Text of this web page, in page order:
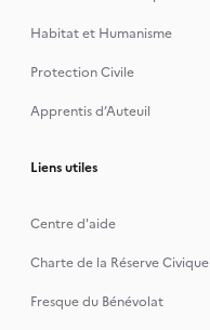
Habitat et Humanisme
Protection Civile
Apprentis d’Auteuil
Liens utiles
Centre d'aide
Charte de la Réserve Civique
Fresque du Bénévolat